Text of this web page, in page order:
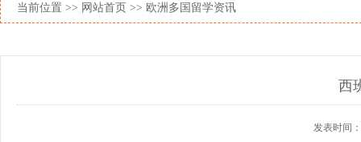
当前位置 >> 网站首页 >> 欧洲多国留学资讯
西
发表时间